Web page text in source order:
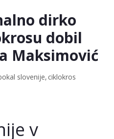
dirko
dobil
Maksimović
slovenije ciklokros
v